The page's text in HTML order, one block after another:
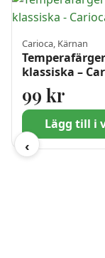
‹
Carioca, Kärnan
klassiska –
99 kr
Lägg till i